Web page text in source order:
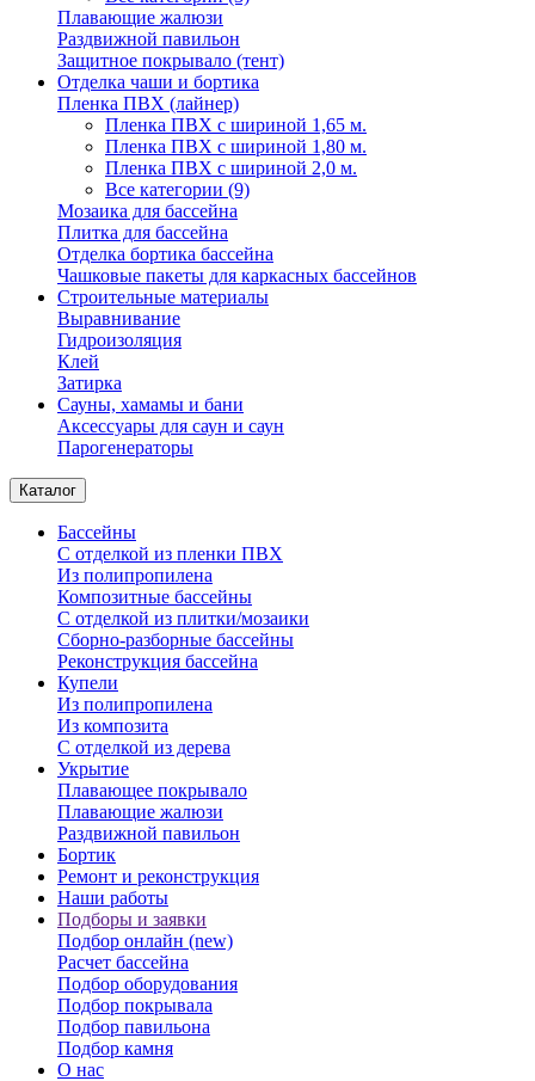
Плавающие жалюзи
Раздвижной павильон
Защитное покрывало (тент)
Отделка чаши и бортика
Пленка ПВХ (лайнер)
Пленка ПВХ с шириной 1,65 м.
Пленка ПВХ с шириной 1,80 м.
Пленка ПВХ с шириной 2,0 м.
Все категории (9)
Мозаика для бассейна
Плитка для бассейна
Отделка бортика бассейна
Чашковые пакеты для каркасных бассейнов
Строительные материалы
Выравнивание
Гидроизоляция
Клей
Затирка
Сауны, хамамы и бани
Аксессуары для саун и саун
Парогенераторы
Каталог
Бассейны
С отделкой из пленки ПВХ
Из полипропилена
Композитные бассейны
С отделкой из плитки/мозаики
Сборно-разборные бассейны
Реконструкция бассейна
Купели
Из полипропилена
Из композита
С отделкой из дерева
Укрытие
Плавающее покрывало
Плавающие жалюзи
Раздвижной павильон
Бортик
Ремонт и реконструкция
Наши работы
Подборы и заявки
Подбор онлайн (new)
Расчет бассейна
Подбор оборудования
Подбор покрывала
Подбор павильона
Подбор камня
О нас